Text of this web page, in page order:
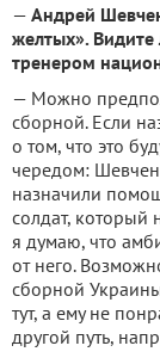
— Андрей
желтых».
тренером
— Можно
сборной. Если
о том, что это
чередом:
назначили
солдат, который
я думаю, что
от него.
сборной
тут, а ему не
другой путь,